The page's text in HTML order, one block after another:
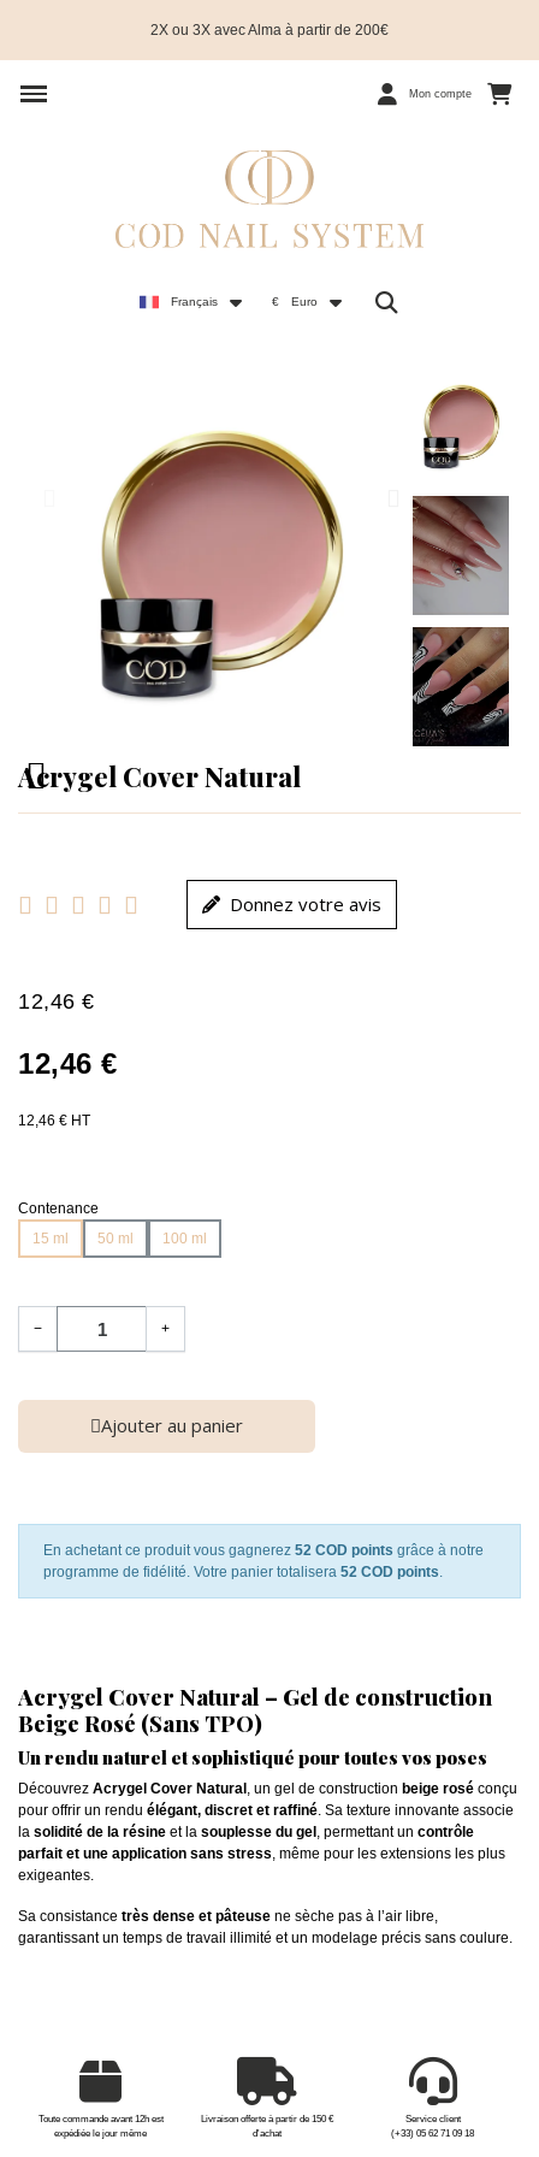
2X ou 3X avec Alma à partir de 200€
Mon compte
Français € Euro
Acrygel Cover Natural
     Donnez votre avis
12,46 €
12,46 €
12,46 € HT
Contenance
15 ml
50 ml 100 ml
− +
Ajouter au panier
En achetant ce produit vous gagnerez 52 COD points grâce à notre
programme de fidélité. Votre panier totalisera 52 COD points.
Acrygel Cover Natural – Gel de construction
Beige Rosé (Sans TPO)
Un rendu naturel et sophistiqué pour toutes vos poses
Découvrez Acrygel Cover Natural , un gel de construction beige rosé conçu
pour offrir un rendu élégant, discret et raffiné. Sa texture innovante associe
la solidité de la résine et la souplesse du gel , permettant un contrôle
parfait et une application sans stress, même pour les extensions les plus
exigeantes.
Sa consistance très dense et pâteuse ne sèche pas à l’air libre,
garantissant un temps de travail illimité et un modelage précis sans coulure.
Toute commande avant 12h est
expédiée le jour même
Livraison offerte à partir de 150 €
d'achat
Service client
(+33) 05 62 71 09 18